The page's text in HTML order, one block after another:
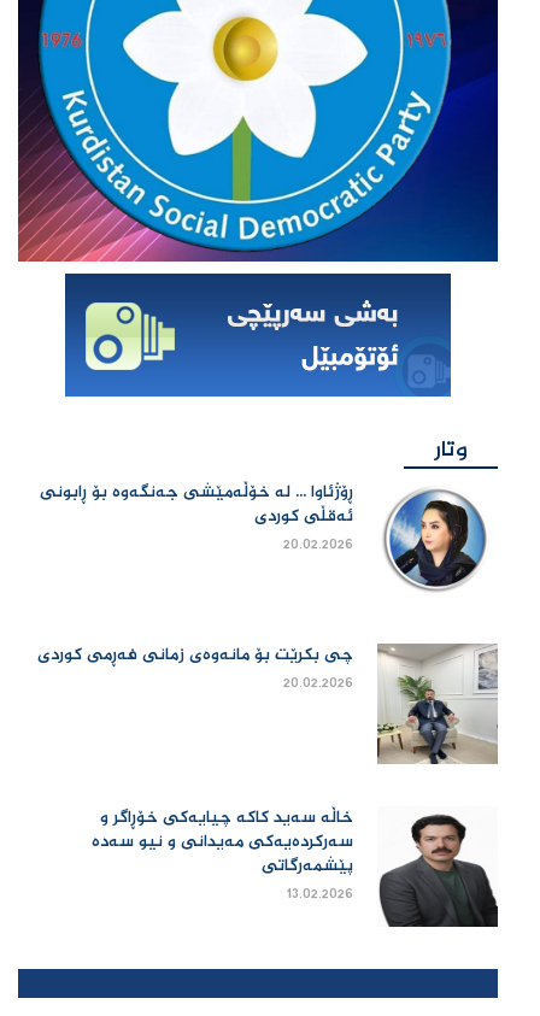
وتار
ڕۆژئاوا ... لە خۆڵەمێشی جەنگەوە بۆ ڕابونی
ئەقڵی کوردی
20.02.2026
چی بكرێت بۆ مانەوەی زمانی فەڕمی كوردی
20.02.2026
خاڵە سەید کاکە چیایەکی خۆڕاگر و
سەرکردەیەکی مەیدانی و نیو سەدە
پێشمەرگاتی
13.02.2026